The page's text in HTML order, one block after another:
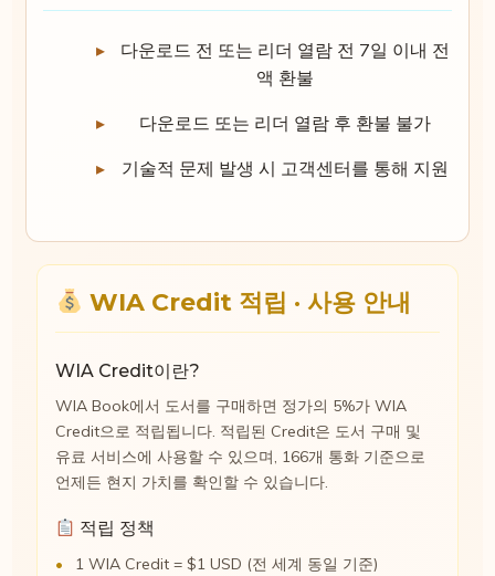
다운로드 전 또는 리더 열람 전 7일 이내 전
액 환불
다운로드 또는 리더 열람 후 환불 불가
기술적 문제 발생 시 고객센터를 통해 지원
WIA Credit 적립 · 사용 안내
WIA Credit이란?
WIA Book에서 도서를 구매하면 정가의 5%가 WIA
Credit으로 적립됩니다. 적립된 Credit은 도서 구매 및
유료 서비스에 사용할 수 있으며, 166개 통화 기준으로
언제든 현지 가치를 확인할 수 있습니다.
적립 정책
1 WIA Credit = $1 USD (전 세계 동일 기준)